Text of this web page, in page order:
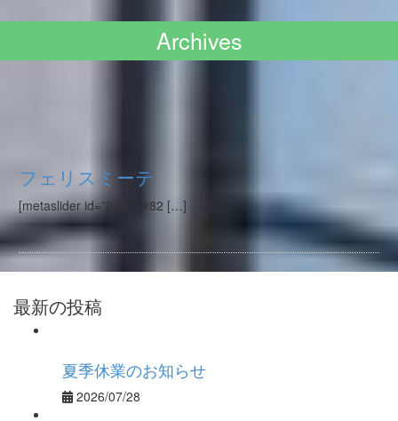
to
Archives
フェリスミーテ
[metaslider id=”2347&#82 […]
最新の投稿
夏季休業のお知らせ
2026/07/28